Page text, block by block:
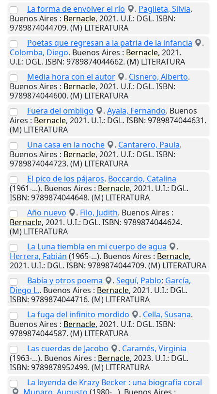
La forma de envolver el río
. Paglieta, Silvia.
Buenos Aires : Bernacle, 2021. U.I.: DGL. ISBN:
9789874044709. (M) LITERATURA
Poetas que regresan a la patria de la infancia
.
Colomba, Diego. Buenos Aires : Bernacle, 2021.
U.I.: DGL. ISBN: 9789874044662. (M) LITERATURA
Media hora con el autor
. Cisnero, Alberto.
Buenos Aires : Bernacle, 2021. U.I.: DGL. ISBN:
9789874044600. (M) LITERATURA
Fuera del ombligo
. Ayala, Fernando. Buenos
Aires : Bernacle, 2021. U.I.: DGL. ISBN: 9789874044631.
(M) LITERATURA
Una casa en la noche
. Cantarero, Paula.
Buenos Aires : Bernacle, 2021. U.I.: DGL. ISBN:
9789874044723. (M) LITERATURA
El pico de los pájaros. Boccardo, Catalina
(1961-...). Buenos Aires : Bernacle, 2021. U.I.: DGL.
ISBN: 9789874044648. (M) LITERATURA
Año nuevo
. Filo, Judith. Buenos Aires :
Bernacle, 2021. U.I.: DGL. ISBN: 9789874044624.
(M) LITERATURA
La Luna tiembla en mi cuerpo de agua
.
Herrera, Fabián (1965-...). Buenos Aires : Bernacle,
2021. U.I.: DGL. ISBN: 9789874044709. (M) LITERATURA
Babía y otros poema
. Seguí, Pablo; García,
Diego L.. Buenos Aires : Bernacle, 2021. U.I.: DGL.
ISBN: 9789874044716. (M) LITERATURA
La fuga del infinito mordido
. Cella, Susana.
Buenos Aires : Bernacle, 2021. U.I.: DGL. ISBN:
9789874044587. (M) LITERATURA
Las cuerdas de Jacobo
. Caramés, Virginia
(1963-...). Buenos Aires : Bernacle, 2023. U.I.: DGL.
ISBN: 9789878952499. (M) LITERATURA
La leyenda de Krazy Becker : una biografía coral